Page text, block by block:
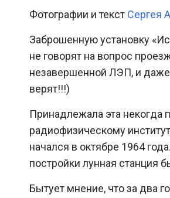
Фотографии и текст Сергея
Заброшенную установку
не говорят на вопрос
незавершенной ЛЭП, и даже
верят!!!)
Принадлежала эта некогда
радиофизическому
начался в октябре 1964
постройки лунная станция
Бытует мнение, что за два